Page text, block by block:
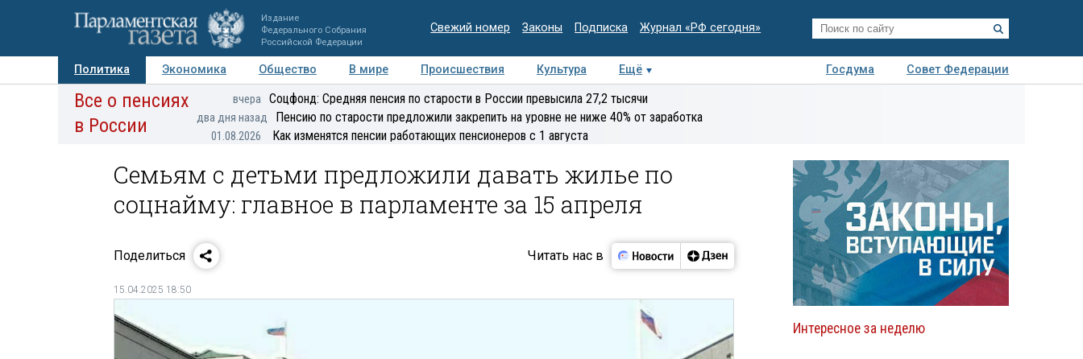
Издание
Федерального Собрания
Российской Федерации
Свежий номер Законы Подписка Журнал «РФ сегодня»
Политика Экономика Общество В мире Происшествия Культура Ещё Госдума
Совет Федерации
Авторы Персоны Мнения Регионы Медиацентр Интервью Колумнисты
экспертиза
Все о пенсиях
в России
вчера Соцфонд: Средняя пенсия по старости в России превысила 27,2 тысячи
два дня назад Пенсию по старости предложили закрепить на уровне не ниже 40% от заработка
01.08.2026 Как изменятся пенсии работающих пенсионеров с 1 августа
Семьям с детьми предложили давать жилье по
соцнайму: главное в парламенте за 15 апреля
Поделиться Читать нас в
15.04.2025 18:50
Интересное за неделю